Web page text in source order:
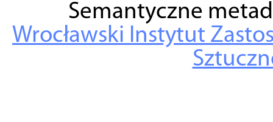
Semantyczne
Wrocławski Instytut